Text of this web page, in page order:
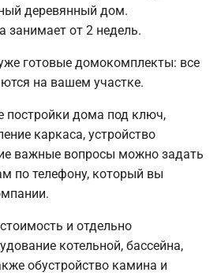
деревянный дом.
занимает от 2 недель.
готовые домокомплекты: все
на вашем участке.
дома под ключ,
каркаса, устройство
важные вопросы можно задать
по телефону, который вы
и отдельно
котельной, бассейна,
обустройство камина и